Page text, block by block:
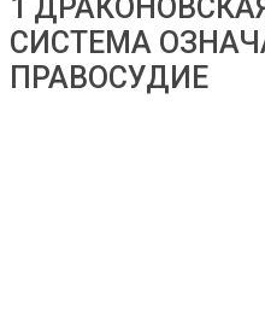
1
СИСТЕМА
ПРАВОСУДИЕ